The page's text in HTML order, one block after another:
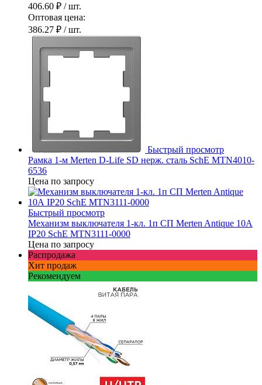
406.60 ₽ / шт.
Оптовая цена:
386.27 ₽ / шт.
Быстрый просмотр
Рамка 1-м Merten D-Life SD нерж. сталь SchE MTN4010-
6536
Цена по запросу
Быстрый просмотр
Механизм выключателя 1-кл. 1п СП Merten Antique 10А
IP20 SchE MTN3111-0000
Цена по запросу
Распродажа
Хит продаж
Рекомендуем